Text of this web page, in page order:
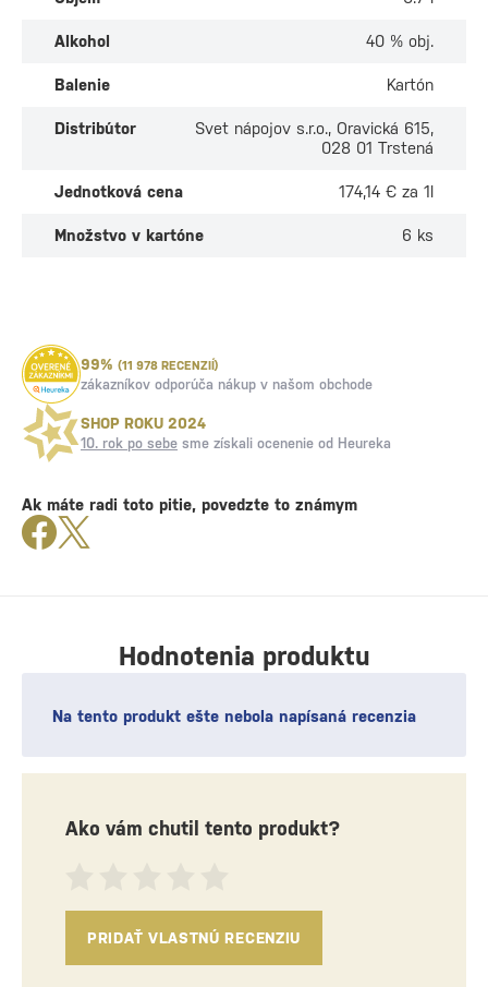
Alkohol 40 % obj.
Balenie Kartón
Distribútor
Svet nápojov s.r.o., Oravická 615,
028 01 Trstená
Jednotková cena 174,14 € za 1l
Množstvo v kartóne 6 ks
Hodnotenia produktu
Na tento produkt ešte nebola napísaná recenzia
Ako vám chutil tento produkt?
PRIDAŤ VLASTNÚ RECENZIU
99% (11 978 RECENZIÍ)
zákazníkov odporúča nákup v našom obchode
SHOP ROKU 2024
10. rok po sebe sme získali ocenenie od Heureka
Ak máte radi toto pitie, povedzte to známym